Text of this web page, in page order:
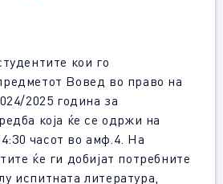
кои го
Вовед во право на
2025 година за
која ќе се одржи на
часот во амф.4. На
ќе ги добијат потребните
испитната литература,